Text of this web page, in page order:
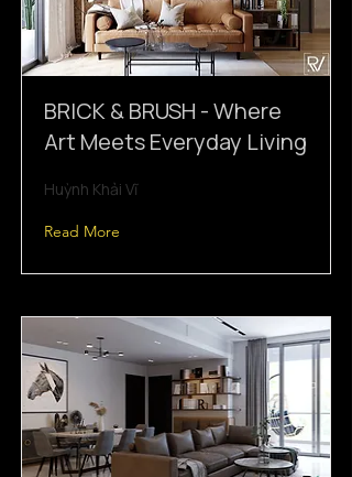
BRICK & BRUSH - Where
Art Meets Everyday Living
Huỳnh Khải Vĩ
Read More